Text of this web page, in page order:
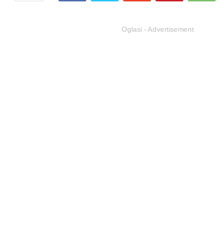
Oglasi - Advertisement